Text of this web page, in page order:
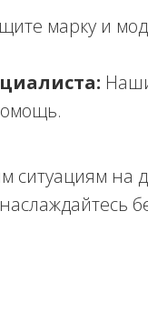
марку и
ситуациям на